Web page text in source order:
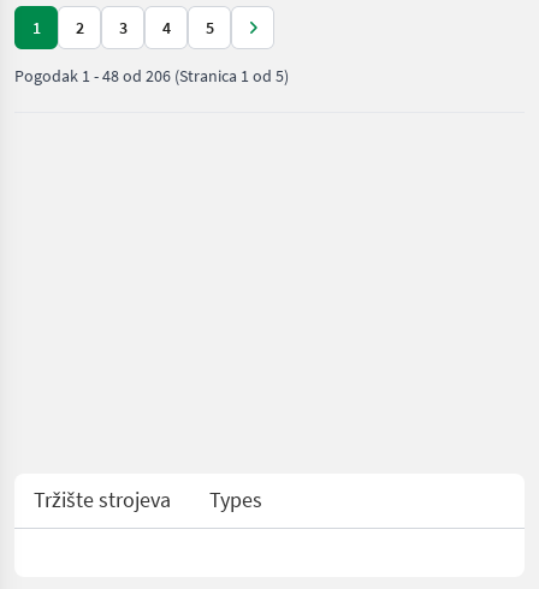
1 2 3 4 5
Pogodak 1-48od 206 (Stranica 1 od 5)
Tržište strojeva Types